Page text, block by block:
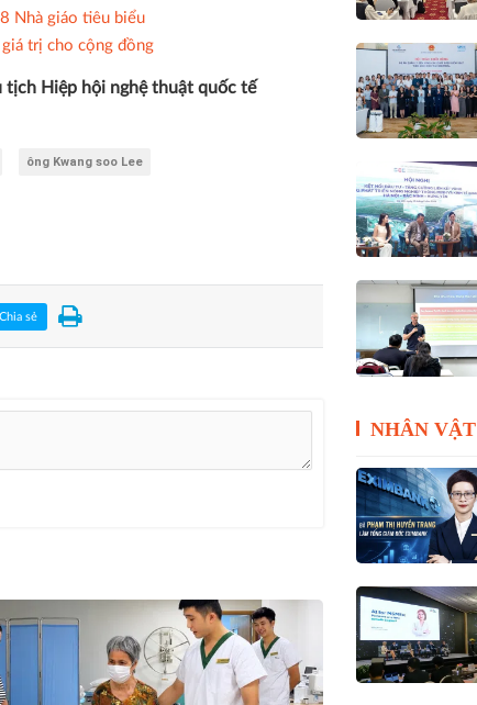
Nhà giáo tiêu biểu
trị cho cộng đồng
tịch Hiệp hội nghệ thuật quốc tế
ông Kwang soo Lee
sẻ
NHÂN VẬT